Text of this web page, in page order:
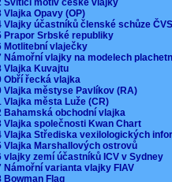
Vlajka Opavy (OP)
Vlajky účastníků členské schůze
Prapor Srbské republiky
Motlitební vlaječky
Námořní vlajky na modelech
Vlajka Kuvajtu
Obří řecká vlajka
Vlajka městyse Pavlíkov (RA)
Vlajka města Luže (CR)
Bahamská obchodní vlajka
Vlajka společnosti Kwan Chart
Vlajka Střediska vexilologických
Vlajka Marshallových ostrovů
vlajky zemí účastníků ICV v Sydney
Námořní varianta vlajky FIAV
Bowman Flag